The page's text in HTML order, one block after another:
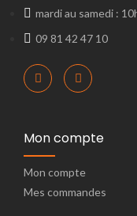
mardi au samedi :
09 81 42 47 10
Mon compte
Mon compte
Mes commandes